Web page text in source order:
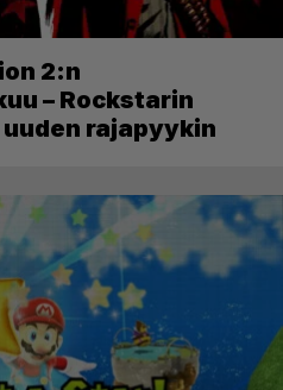
2:n
– Rockstarin
rajapyykin